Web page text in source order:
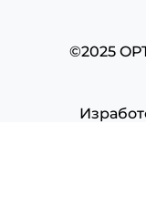
©2025